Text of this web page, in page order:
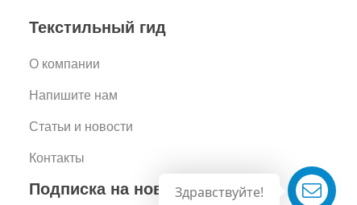
Здравствуйте!
Текстильный гид
О компании
Напишите нам
Статьи и новости
Контакты
Подписка на новости